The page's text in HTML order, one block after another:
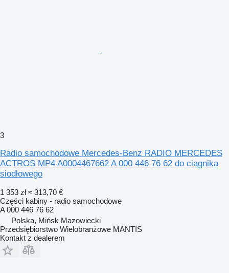
3
Radio samochodowe Mercedes-Benz RADIO MERCEDES
ACTROS MP4 A0004467662 A 000 446 76 62 do ciągnika
siodłowego
1 353 zł ≈ 313,70 €
Części kabiny - radio samochodowe
A 000 446 76 62
Polska, Mińsk Mazowiecki
Przedsiębiorstwo Wielobranżowe MANTIS
Kontakt z dealerem